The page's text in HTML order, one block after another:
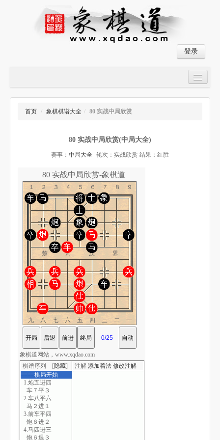
登录
大师对局
象棋小游戏
首页 / 象棋棋谱大全 / 80 实战中局欣赏
80 实战中局欣赏(中局大全)
赛事： 中局大全 轮次：实战欣赏 结果：红胜
80 实战中局欣赏-象棋道
１２３４５６７８９
楚 河 汉 界
九八七六五四三二一
棋谱序列 [隐藏]
====棋局开始
1.炮五进四
车７平３
2.车八平六
马２进１
3.前车平四
炮６进２
4.马四进三
炮６退３
注解 添加着法 修改注解
象棋道网站，www.xqdao.com